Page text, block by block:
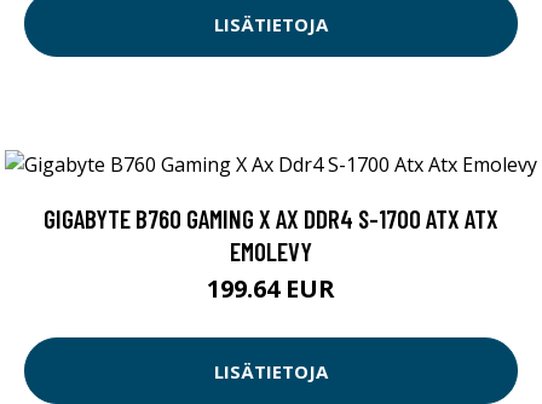
LISÄTIETOJA
GIGABYTE B760 GAMING X AX DDR4 S-1700 ATX ATX
EMOLEVY
199.64 EUR
LISÄTIETOJA